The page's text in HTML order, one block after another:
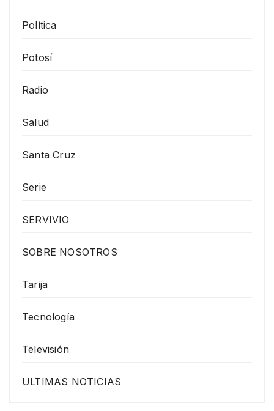
Política
Potosí
Radio
Salud
Santa Cruz
Serie
SERVIVIO
SOBRE NOSOTROS
Tarija
Tecnología
Televisión
ULTIMAS NOTICIAS